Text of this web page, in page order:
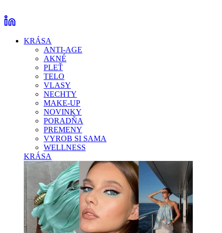
KRÁSA
ANTI-AGE
AKNÉ
PLEŤ
TELO
VLASY
NECHTY
MAKE-UP
NOVINKY
PORADŇA
PREMENY
VYROB SI SAMA
WELLNESS
KRÁSA